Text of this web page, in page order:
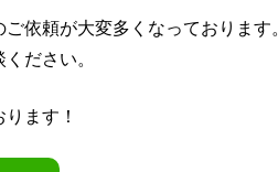
依頼が大変多くなっております。
ださい。
ます！